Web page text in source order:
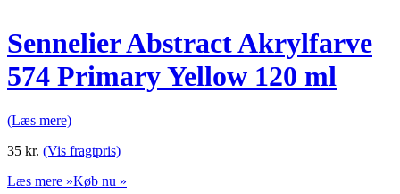
Sennelier Abstract Akrylfarve
574 Primary Yellow 120 ml
(Læs mere)
35 kr. (Vis fragtpris)
Læs mere »Køb nu »